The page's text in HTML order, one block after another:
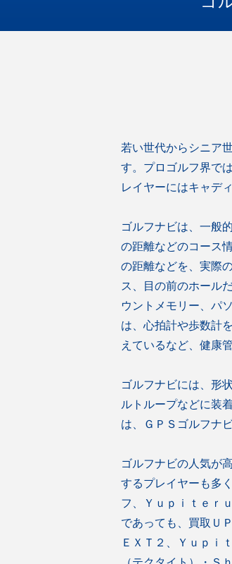
若い世代からシニア
す。プロゴルフ界で
レイヤーにはキャデ
ゴルフナビは、一般
の距離などのコース
の距離などを、実際
ス、目の前のホール
ウントメモリー、パ
は、心拍計や歩数計
えているなど、健康
ゴルフナビには、形
ルトループなどに装
は、ＧＰＳゴルフナ
ゴルフナビの人気が
するプレイヤーも多
フ、Ｙｕｐｉｔｅｒ
であっても、買取Ｕ
ＥＸＴ２、Ｙｕｐｉ